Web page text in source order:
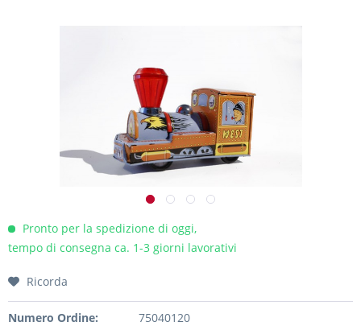
Pronto per la spedizione di oggi,
tempo di consegna ca. 1-3 giorni lavorativi
Ricorda
Numero Ordine: 75040120